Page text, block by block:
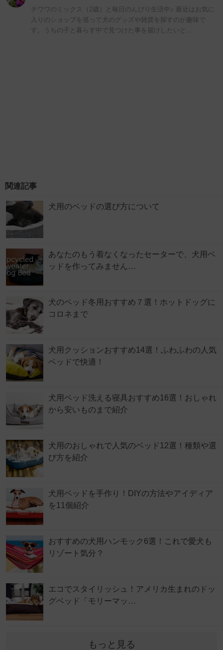
チワワのミックス（2歳）と毎日のんびり生活中♪ 最近はお気に
入りのショップを巡って犬のグッズや雑貨を探すのが趣味で
す。うちの子と暮らす中で見つけた事を届けしたいと…
関連記事
犬用のベッドの選び方について
あなたのもう着なくなったセーターで、犬用ベ
ッドを作ってみません…
犬のベッド冬用おすすめ７選！ホットドッグに
コロネまで
犬用クッションおすすめ14選！ふわふわの人気
ベッドで快適！
犬用ベッド洗える寝具おすすめ16選！おしゃれ
から安いものまで紹介
犬用のおしゃれで人気のベッド12選！種類や選
び方を紹介
犬用ベッドを手作り！DIYの方法やアイディア
を11個紹介
おすすめの犬用ハンモック6選！これで愛犬も
リゾート気分？
エコでスタイリッシュ！アメリカ生まれのドッ
グベッド「モリーマッ…
もっと見る